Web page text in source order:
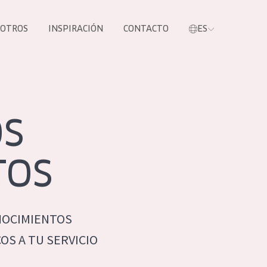
NUESTROS
INSPIRACIÓN CONTACTO ES
A TU SERVICIO